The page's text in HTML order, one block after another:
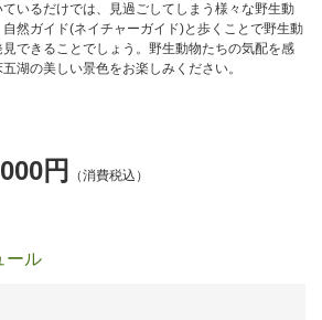
いるだけでは、見過ごしてしまう様々な野生動
然ガイド(ネイチャーガイド)と歩くことで野生動
できることでしょう。野生動物たちの気配を感
湖の美しい景色をお楽しみください。
円
（消費税込）
ール